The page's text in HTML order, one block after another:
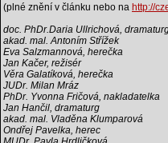
(plné znění v článku nebo na http://
doc. PhDr.Daria Ullrichová,
akad. mal. Antoním Střížek
Eva Salzmannová, herečka
Jan Kačer, režisér
Věra Galatíková, herečka
JUDr. Milan Mráz
PhDr. Yvonna Fričová, nakladatelka
Jan Hančil, dramaturg
akad. mal. Vladěna Klumparová
Ondřej Pavelka, herec